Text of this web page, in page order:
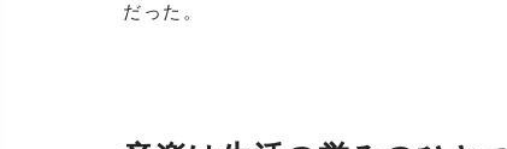
だった。